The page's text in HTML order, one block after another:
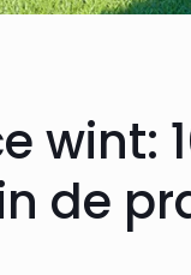
wint:
de